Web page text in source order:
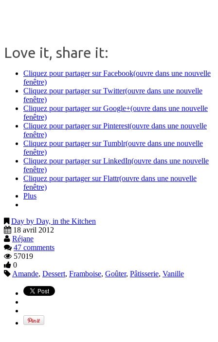
Love it, share it:
Cliquez pour partager sur Facebook(ouvre dans une nouvelle
fenêtre)
Cliquez pour partager sur Twitter(ouvre dans une nouvelle
fenêtre)
Cliquez pour partager sur Google+(ouvre dans une nouvelle
fenêtre)
Cliquez pour partager sur Pinterest(ouvre dans une nouvelle
fenêtre)
Cliquez pour partager sur Tumblr(ouvre dans une nouvelle
fenêtre)
Cliquez pour partager sur LinkedIn(ouvre dans une nouvelle
fenêtre)
Cliquez pour partager sur Flattr(ouvre dans une nouvelle
fenêtre)
Plus
Day by Day, in the Kitchen
18 avril 2012
Réjane
47 comments
57019
0
Amande, Dessert, Framboise, Goûter, Pâtisserie, Vanille